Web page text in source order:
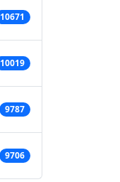
10671
10019
9787
9706